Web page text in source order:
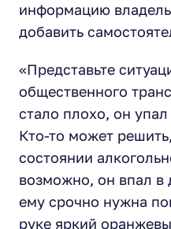
информацию
добавить
«Представьте
общественного
стало плохо, он
Кто-то может
состоянии
возможно, он впал в
ему срочно нужна
руке яркий